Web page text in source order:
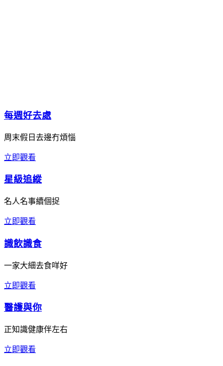
每週好去處
周末假日去邊冇煩惱
立即觀看
星級追縱
名人名事續個捉
立即觀看
識飲識食
一家大細去食咩好
立即觀看
醫護與你
正知識健康伴左右
立即觀看